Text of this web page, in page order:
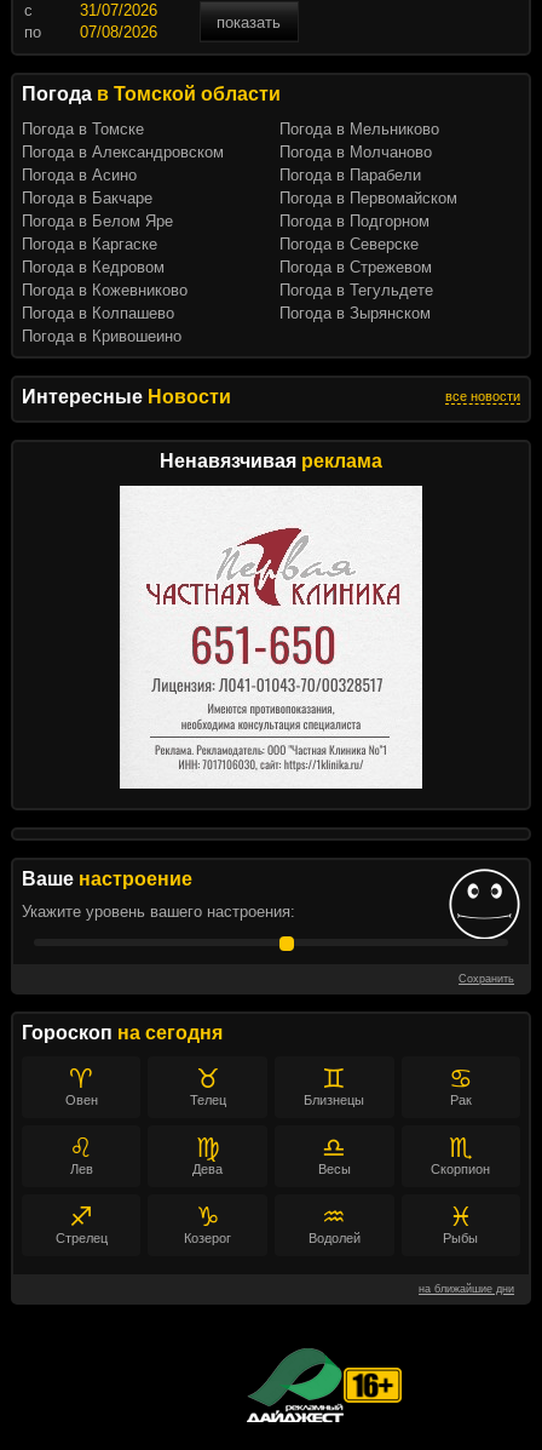
Интересные Новости все новости
Ненавязчивая реклама
Ваше настроение
Укажите уровень вашего настроения:
Сохранить
Гороскоп на сегодня
♈
Овен
♉
Телец
♊
Близнецы
♋
Рак
♌
Лев
♍
Дева
♎
Весы
♏
Скорпион
♐
Стрелец
♑
Козерог
♒
Водолей
♓
Рыбы
на ближайшие дни
c
показать
по
Погода в Томской области
Погода в Томске
Погода в Александровском
Погода в Асино
Погода в Бакчаре
Погода в Белом Яре
Погода в Каргаске
Погода в Кедровом
Погода в Кожевниково
Погода в Колпашево
Погода в Кривошеино
Погода в Мельниково
Погода в Молчаново
Погода в Парабели
Погода в Первомайском
Погода в Подгорном
Погода в Северске
Погода в Стрежевом
Погода в Тегульдете
Погода в Зырянском